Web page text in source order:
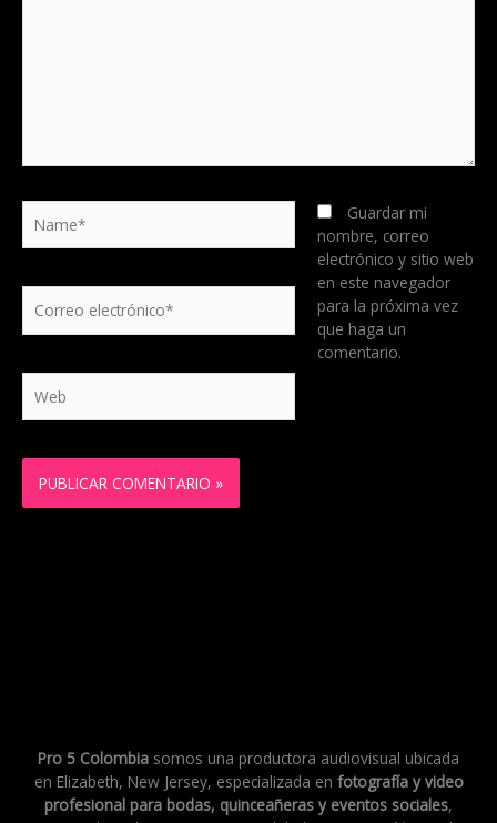
electrónico*
Guardar mi
nombre, correo
electrónico y sitio web
en este navegador
para la próxima vez
que haga un
comentario.
Pro 5 Colombia somos una productora audiovisual ubicada
en Elizabeth, New Jersey, especializada en fotografía y video
profesional para bodas, quinceañeras y eventos sociales,